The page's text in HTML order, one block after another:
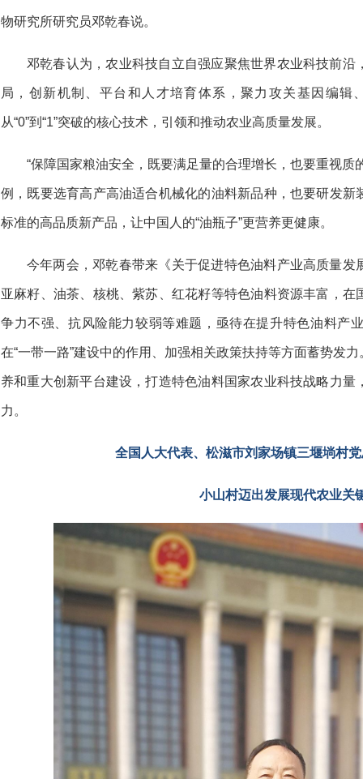
物研究所研究员邓乾春说。
邓乾春认为，农业科技自立自强应聚焦世界农业科技前
局，创新机制、平台和人才培育体系，聚力攻关基因编辑
从“0”到“1”突破的核心技术，引领和推动农业高质量发展。
“保障国家粮油安全，既要满足量的合理增长，也要重视质
例，既要选育高产高油适合机械化的油料新品种，也要研发
标准的高品质新产品，让中国人的“油瓶子”更营养更健康。
今年两会，邓乾春带来《关于促进特色油料产业高质量
亚麻籽、油茶、核桃、紫苏、红花籽等特色油料资源丰富，
争力不强、抗风险能力较弱等难题，亟待在提升特色油料产
在“一带一路”建设中的作用、加强相关政策扶持等方面蓄势发
养和重大创新平台建设，打造特色油料国家农业科技战略力
力。
全国人大代表、松滋市刘家场镇三堰埫村
小山村迈出发展现代农业关